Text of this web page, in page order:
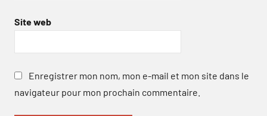
Site web
Enregistrer mon nom, mon e-mail et mon site dans le
navigateur pour mon prochain commentaire.